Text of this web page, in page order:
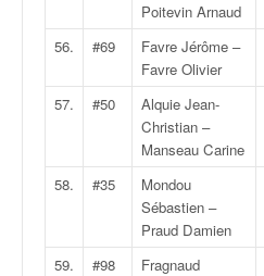
Poitevin Arnaud
56. #69
Favre Jérôme –
Favre Olivier
57. #50
Alquie Jean-
Christian –
Manseau Carine
58. #35
Mondou
Sébastien –
Praud Damien
59. #98
Fragnaud